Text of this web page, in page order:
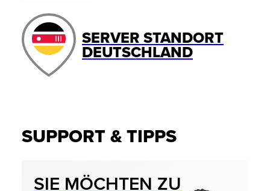
SERVER STANDORT
DEUTSCHLAND
SUPPORT & TIPPS
SIE MÖCHTEN ZU